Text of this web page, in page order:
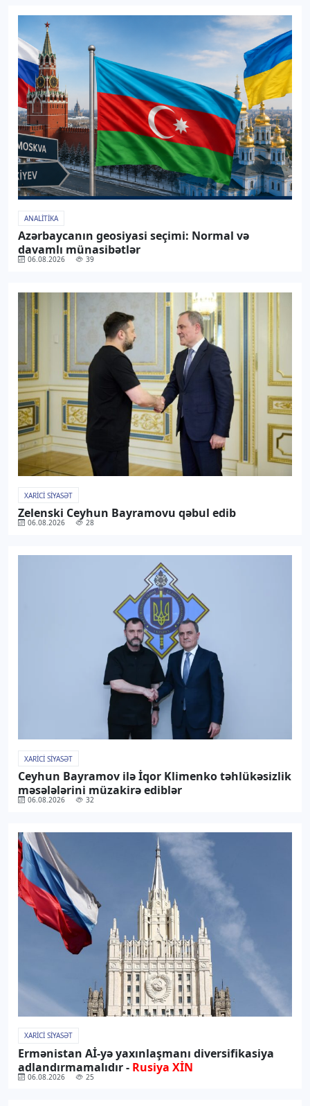
ANALITIKA
Azərbaycanın geosiyasi seçimi: Normal və
davamlı münasibətlər
06.08.2026 39
XARICI SIYASƏT
Zelenski Ceyhun Bayramovu qəbul edib
06.08.2026 28
XARICI SIYASƏT
Ceyhun Bayramov ilə İqor Klimenko təhlükəsizlik
məsələlərini müzakirə ediblər
06.08.2026 32
XARICI SIYASƏT
Ermənistan Aİ-yə yaxınlaşmanı diversifikasiya
adlandırmamalıdır - Rusiya XİN
06.08.2026 25